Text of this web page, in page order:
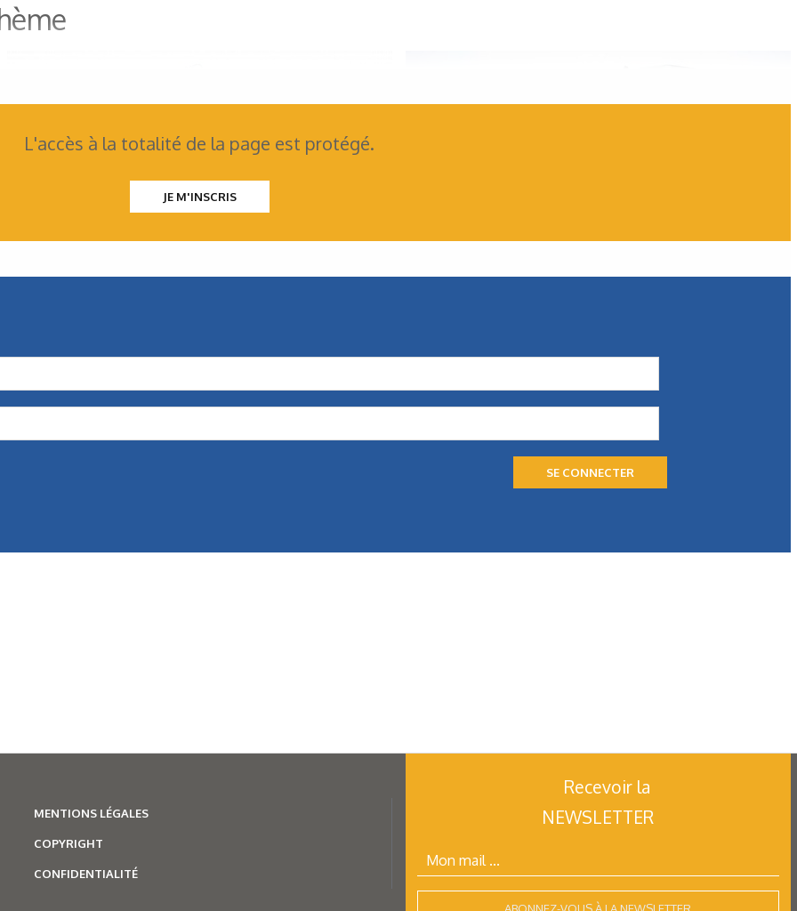
pour les entraînements
propose de multiples combinaisons de moteurs,
énergie
énergie, dont le moteur W80 AXgen. Toutes sont conçues
pour aider les exploitants à faire face…
L'accès à la totalité de la page est protégé.
JE M'INSCRIS
SE CONNECTER
MENTIONS LÉGALES
COPYRIGHT
CONFIDENTIALITÉ
Recevoir la
NEWSLETTER